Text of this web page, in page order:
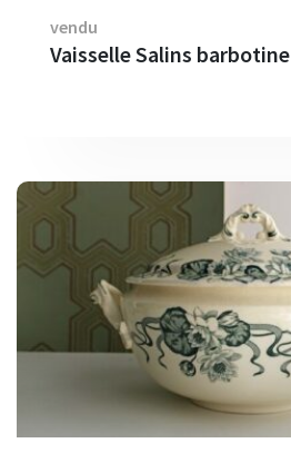
vendu
Vaisselle Salins barbotine